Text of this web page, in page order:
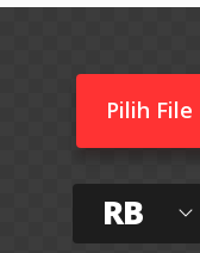
Pilih File
RB